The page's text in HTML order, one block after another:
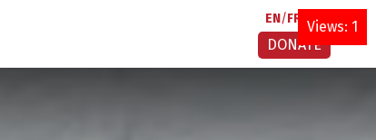
EN FR AR
DONATE
Views: 1